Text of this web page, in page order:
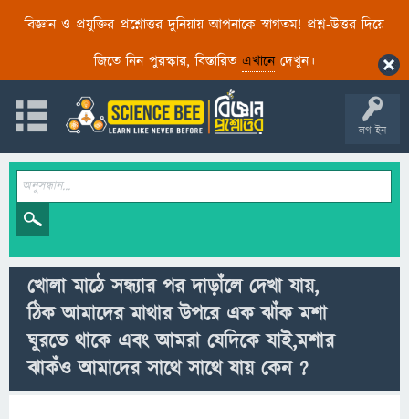
বিজ্ঞান ও প্রযুক্তির প্রশ্নোত্তর দুনিয়ায় আপনাকে স্বাগতম! প্রশ্ন-উত্তর দিয়ে
জিতে নিন পুরস্কার, বিস্তারিত এখানেদেখুন।
লগ ইন
খোলা মাঠে সন্ধ্যার পর দাড়াঁলে দেখা যায়,
ঠিক আমাদের মাথার উপরে এক ঝাঁক মশা
ঘুরতে থাকে এবং আমরা যেদিকে যাই,মশার
ঝাকঁও আমাদের সাথে সাথে যায় কেন ?